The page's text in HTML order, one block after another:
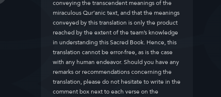
conveying the transcendent meanings of the
miraculous Qur’anic text, and that the meanings
conveyed by this translation is only the product
reached by the extent of the team’s knowledge
in understanding this Sacred Book. Hence, this
translation cannot be error-free, as is the case
with any human endeavor. Should you have any
remarks or recommendations concerning the
translation, please do not hesitate to write in the
comment box next to each verse on the